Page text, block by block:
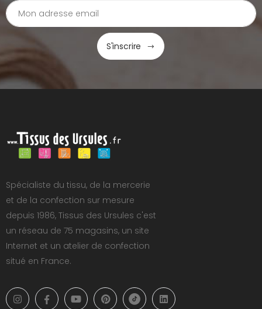
S'inscrire
Spécialiste du tissu, de la mercerie
et de la confection sur mesure
depuis 1986, Tissus des Ursules c'est
un réseau de 75 magasins, un site
Internet et un atelier de confection
situé en France.